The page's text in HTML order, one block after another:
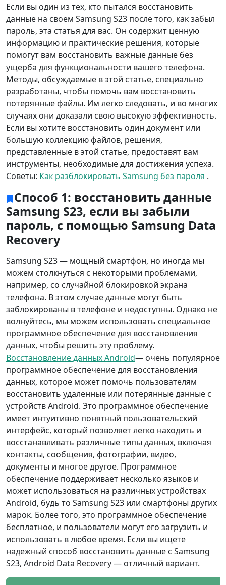
Если вы один из тех, кто пытался восстановить
данные на своем Samsung S23 после того, как забыл
пароль, эта статья для вас. Он содержит ценную
информацию и практические решения, которые
помогут вам восстановить важные данные без
ущерба для функциональности вашего телефона.
Методы, обсуждаемые в этой статье, специально
разработаны, чтобы помочь вам восстановить
потерянные файлы. Им легко следовать, и во многих
случаях они доказали свою высокую эффективность.
Если вы хотите восстановить один документ или
большую коллекцию файлов, решения,
представленные в этой статье, предоставят вам
инструменты, необходимые для достижения успеха.
Советы: Как разблокировать Samsung без пароля .
Способ 1: восстановить данные
Samsung S23, если вы забыли
пароль, с помощью Samsung Data
Recovery
Samsung S23 — мощный смартфон, но иногда мы
можем столкнуться с некоторыми проблемами,
например, со случайной блокировкой экрана
телефона. В этом случае данные могут быть
заблокированы в телефоне и недоступны. Однако не
волнуйтесь, мы можем использовать специальное
программное обеспечение для восстановления
данных, чтобы решить эту проблему.
Восстановление данных Android— очень популярное
программное обеспечение для восстановления
данных, которое может помочь пользователям
восстановить удаленные или потерянные данные с
устройств Android. Это программное обеспечение
имеет интуитивно понятный пользовательский
интерфейс, который позволяет легко находить и
восстанавливать различные типы данных, включая
контакты, сообщения, фотографии, видео,
документы и многое другое. Программное
обеспечение поддерживает несколько языков и
может использоваться на различных устройствах
Android, будь то Samsung S23 или смартфоны других
марок. Более того, это программное обеспечение
бесплатное, и пользователи могут его загрузить и
использовать в любое время. Если вы ищете
надежный способ восстановить данные с Samsung
S23, Android Data Recovery — отличный вариант.